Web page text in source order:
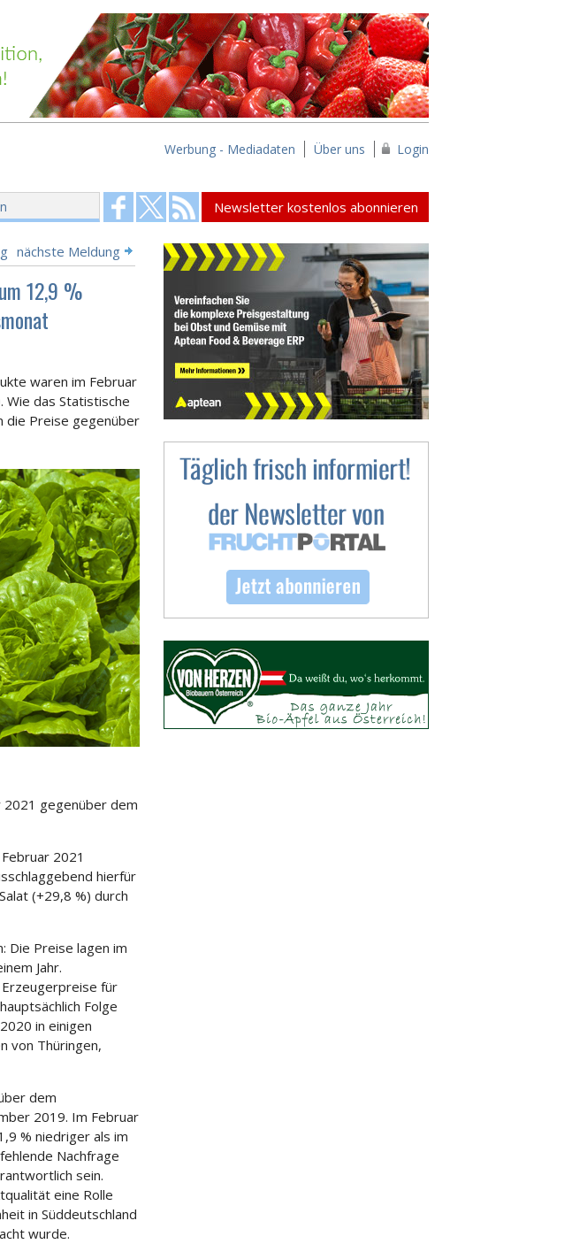
Werbung - Mediadaten Über uns Login
Newsletter kostenlos abonnieren
nächste Meldung
12,9 %
waren im Februar
Wie das Statistische
Preise gegenüber
2021 gegenüber dem
2021
hierfür
(+29,8 %) durch
Die Preise lagen im
Jahr.
für
Folge
in einigen
von Thüringen,
dem
2019. Im Februar
% niedriger als im
Nachfrage
sein.
eine Rolle
in Süddeutschland
wurde.